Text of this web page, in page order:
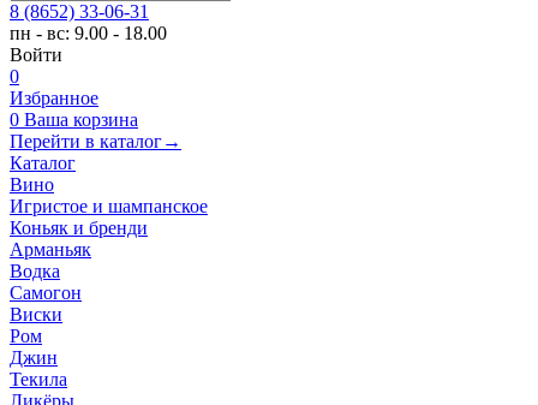
8 (8652) 33-06-31
пн - вс: 9.00 - 18.00
Войти
0
Избранное
0 Ваша корзина
Перейти в каталог→
Каталог
Вино
Игристое и шампанское
Коньяк и бренди
Арманьяк
Водка
Самогон
Виски
Ром
Джин
Текила
Ликёры